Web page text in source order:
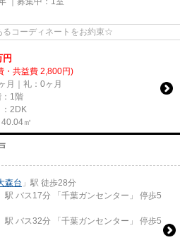
コーディネートをお約束☆
円
・共益費 2,800円)
月｜礼：0ヶ月
：1階
2DK
㎡
森台 」駅 徒歩28分
」駅 バス17分 「千葉ガンセンター」 停歩5
」駅 バス32分 「千葉ガンセンター」 停歩5